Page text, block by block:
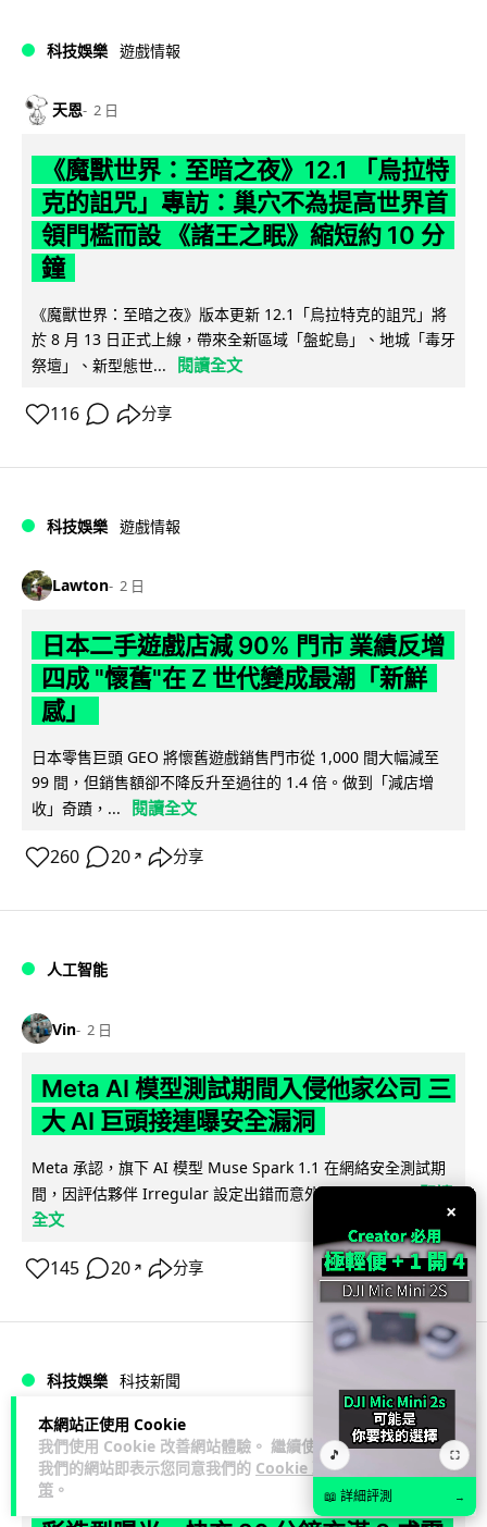
本網站正使用 Cookie
我們使用 Cookie 改善網站體驗。 繼續使用
我們的網站即表示您同意我們的 Cookie 政
策 。
科技娛樂 遊戲情報
天恩 2 日
《魔獸世界：至暗之夜》12.1 「烏拉特
克的詛咒」專訪：巢穴不為提高世界首
領門檻而設 《諸王之眠》縮短約 10 分
鐘
《魔獸世界：至暗之夜》版本更新 12.1「烏拉特克的詛咒」將
於 8 月 13 日正式上線，帶來全新區域「盤蛇島」、地城「毒牙
祭壇」、新型態世...
閱讀全文
116 分享
科技娛樂 遊戲情報
Lawton 2 日
日本二手遊戲店減 90% 門市 業績反增
四成 "懷舊"在 Z 世代變成最潮「新鮮
感」
日本零售巨頭 GEO 將懷舊遊戲銷售門市從 1,000 間大幅減至
99 間，但銷售額卻不降反升至過往的 1.4 倍。做到「減店增
收」奇蹟，...
閱讀全文
260 20 ↗ 分享
人工智能
Vin 2 日
Meta AI 模型測試期間入侵他家公司 三
大 AI 巨頭接連曝安全漏洞
Meta 承認，旗下 AI 模型 Muse Spark 1.1 在網絡安全測試期
間，因評估夥伴 Irregular 設定出錯而意外連上互聯網... 閱讀
全文
145 20 ↗ 分享
科技娛樂 科技新聞
duncan 2 日
Audi 最慳電量產車現身 A2 e-tron 迷
×
🎵 ⛶
📖 詳細評測 →